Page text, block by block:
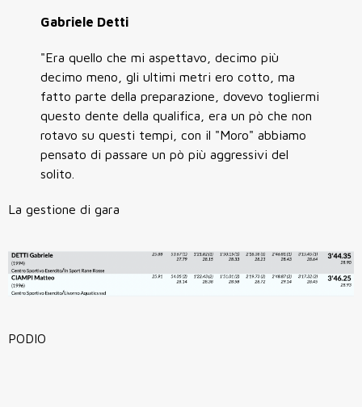
Gabriele Detti
"Era quello che mi aspettavo, decimo più
decimo meno, gli ultimi metri ero cotto, ma
fatto parte della preparazione, dovevo togliermi
questo dente della qualifica, era un pò che non
rotavo su questi tempi, con il "Moro" abbiamo
pensato di passare un pò più aggressivi del
solito.
La gestione di gara
PODIO